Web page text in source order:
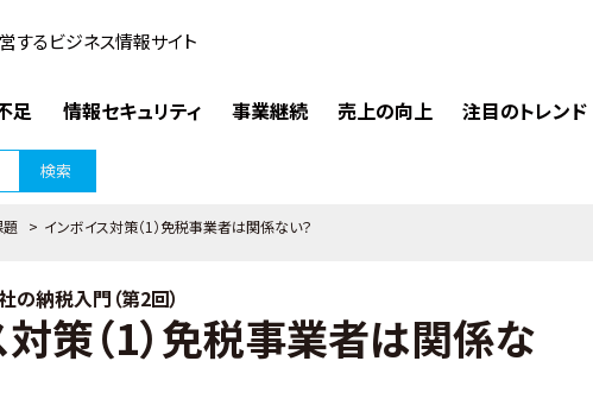
するビジネス情報サイト
足 情報セキュリティ 事業継続 売上の向上 注目のトレンド
検索
題 > インボイス対策（1）免税事業者は関係ない？
の納税入門（第2回）
策（1）免税事業者は関係な